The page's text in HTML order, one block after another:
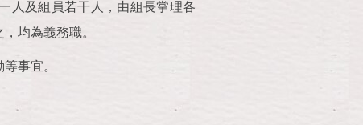
人及組員若干人，由組長掌理各
均為義務職。
事宜。